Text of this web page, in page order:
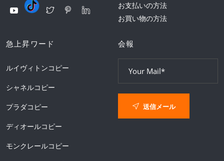
お支払いの方法
お買い物の方法
急上昇ワード
ルイヴィトンコピー
シャネルコピー
プラダコピー
ディオールコピー
モンクレールコピー
会報
送信メール